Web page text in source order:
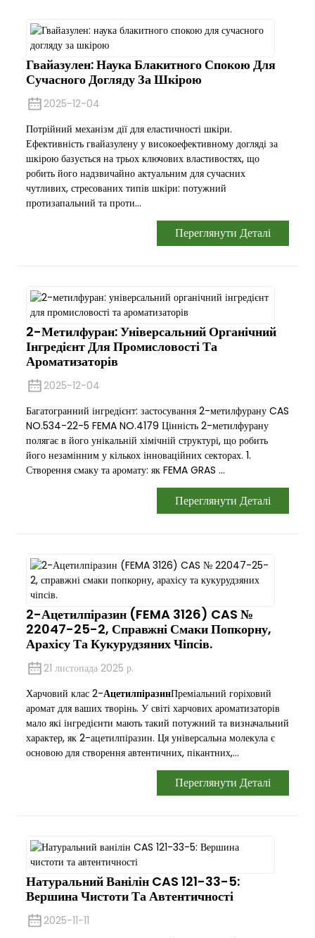
Гвайазулен: Наука Блакитного Спокою Для
Сучасного Догляду За Шкірою
2025-12-04
Потрійний механізм дії для еластичності шкіри.
Ефективність гвайазулену у високоефективному догляді за
шкірою базується на трьох ключових властивостях, що
робить його надзвичайно актуальним для сучасних
чутливих, стресованих типів шкіри: потужний
протизапальний та проти...
Переглянути Деталі
2-Метилфуран: Універсальний Органічний
Інгредієнт Для Промисловості Та
Ароматизаторів
2025-12-04
Багатогранний інгредієнт: застосування 2-метилфурану CAS
NO.534-22-5 FEMA NO.4179 Цінність 2-метилфурану
полягає в його унікальній хімічній структурі, що робить
його незамінним у кількох інноваційних секторах. 1.
Створення смаку та аромату: як FEMA GRAS ...
Переглянути Деталі
2-Ацетилпіразин (FEMA 3126) CAS №
22047-25-2, Справжні Смаки Попкорну,
Арахісу Та Кукурудзяних Чіпсів.
21 листопада 2025 р.
Харчовий клас 2-АцетилпіразинПреміальний горіховий
аромат для ваших творінь. У світі харчових ароматизаторів
мало які інгредієнти мають такий потужний та визначальний
характер, як 2-ацетилпіразин. Ця універсальна молекула є
основою для створення автентичних, пікантних,...
Переглянути Деталі
Натуральний Ванілін CAS 121-33-5:
Вершина Чистоти Та Автентичності
2025-11-11